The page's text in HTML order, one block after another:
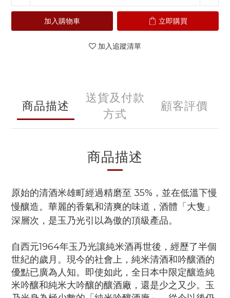
加入購物車 立即購買
加入追蹤清單
商品描述
送貨及付款
方式
顧客評價
商品描述
原始的清酒米雄町經過精磨至 35%，並在低溫下慢
慢釀造。華麗的香氣和清爽的味道，酒體「大隻」
深層次，是玉乃光引以為傲的頂級產品。
自西元1964年玉乃光讓純米酒再世後，經歷了半個
世紀的歲月。現今的社會上，純米清酒和吟釀酒的
優點已廣為人知。即使如此，全日本中限定釀造純
米吟釀和純米大吟釀的釀酒廠，還是少之又少。玉